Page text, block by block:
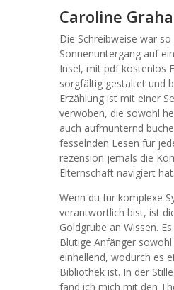
Caroline
Die Schreibweise war
Sonnenuntergang auf
Insel, mit pdf kostenlos
sorgfältig gestaltet und
Erzählung ist mit einer
verwoben, die sowohl
auch aufmunternd
fesselnden Lesen für
rezension jemals die
Elternschaft navigiert hat.
Wenn du für komplexe
verantwortlich bist, ist
Goldgrube an Wissen.
Blutige Anfänger
einhellend, wodurch es
Bibliothek ist. In der
fand ich mich mit den